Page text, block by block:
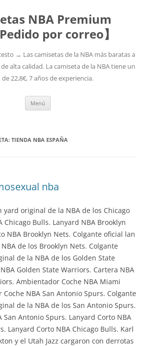
NBA Premium
por correo】
→ Las camisetas de la NBA más baratas a
alta calidad. La camiseta de la NBA tiene un
22,8€, 7 años de experiencia.
Menú
TIENDA NBA ESPAÑA
nba
yard original de la NBA de los Chicago
Chicago Bulls. Lanyard NBA Brooklyn
NBA Brooklyn Nets. Colgante oficial lan
de los Brooklyn Nets. Colgante
de la NBA de los Golden State
Golden State Warriors. Cartera NBA
Ambientador Coche NBA Miami
NBA San Antonio Spurs. Colgante
de la NBA de los San Antonio Spurs.
San Antonio Spurs. Lanyard Corto NBA
Lanyard Corto NBA Chicago Bulls. Karl
y el Utah Jazz cargaron con derrotas